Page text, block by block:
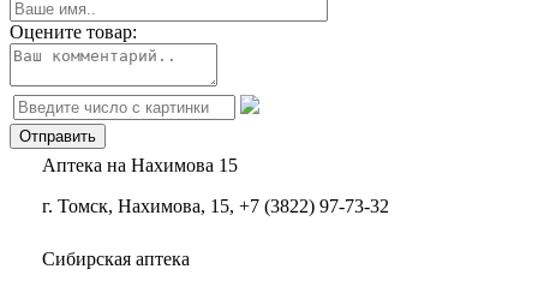
Оцените товар:
Аптека на Нахимова 15
г. Томск, Нахимова, 15, +7 (3822) 97-73-32
Сибирская аптека